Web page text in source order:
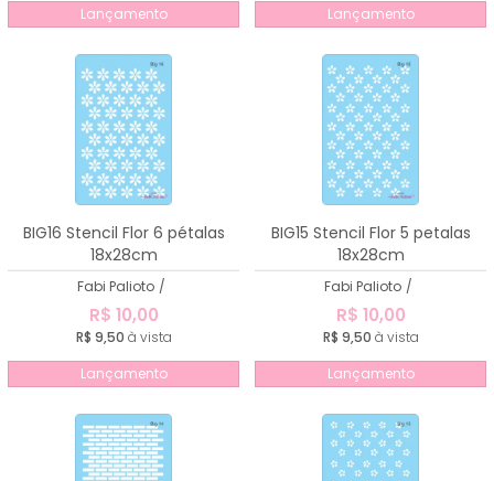
Lançamento
Lançamento
BIG16 Stencil Flor 6 pétalas
18x28cm
Fabi Palioto /
R$ 10,00
R$ 9,50 à vista
Lançamento
BIG15 Stencil Flor 5 petalas
18x28cm
Fabi Palioto /
R$ 10,00
R$ 9,50 à vista
Lançamento